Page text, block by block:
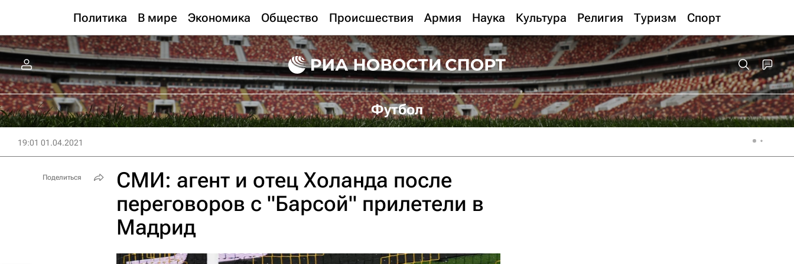
Политика В мире Экономика Общество Происшествия Армия Наука Культура Религия Туризм Спорт
Футбол
19:01 01.04.2021
СМИ: агент и отец Холанда после
переговоров с "Барсой" прилетели в
Мадрид
Поделиться